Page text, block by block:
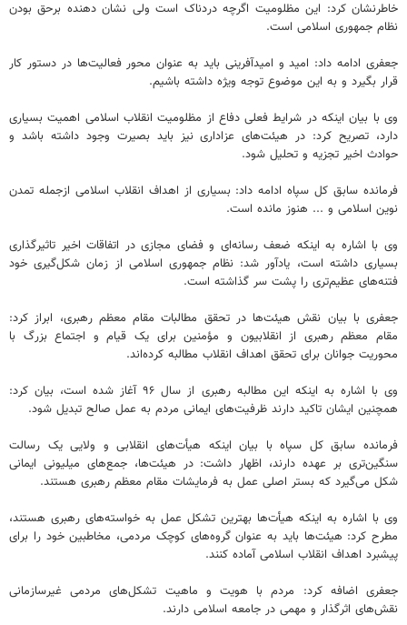
خاطرنشان کرد: این مظلومیت اگرچه دردناک است ولی نشان‌ دهنده برحق بودن
نظام جمهوری اسلامی است.
جعفری ادامه داد: امید و امیدآفرینی باید به عنوان محور فعالیت‌ها در دستور کار
قرار بگیرد و به این موضوع توجه ویژه داشته باشیم.
وی با بیان اینکه در شرایط فعلی دفاع از مظلومیت انقلاب اسلامی اهمیت بسیاری
دارد، تصریح کرد: در هیئت‌های عزاداری نیز باید بصیرت وجود داشته باشد و
حوادث اخیر تجزیه و تحلیل شود.
فرمانده سابق کل سپاه ادامه داد: بسیاری از اهداف انقلاب اسلامی ازجمله تمدن
نوین اسلامی و ... هنوز مانده است.
وی با اشاره به اینکه ضعف رسانه‌ای و فضای مجازی در اتفاقات اخیر تاثیرگذاری
بسیاری داشته است، یادآور شد: نظام جمهوری اسلامی از زمان شکل‌گیری خود
فتنه‌های عظیم‌تری را پشت سر گذاشته است.
جعفری با بیان نقش هیئت‌ها در تحقق مطالبات مقام معظم رهبری، ابراز کرد:
مقام معظم رهبری از انقلابیون و مؤمنین برای یک قیام و اجتماع بزرگ با
محوریت جوانان برای تحقق اهداف انقلاب مطالبه کرده‌اند.
وی با اشاره به اینکه این مطالبه رهبری از سال ۹۶ آغاز شده است، بیان کرد:
همچنین ایشان تاکید دارند ظرفیت‌های ایمانی مردم به عمل صالح تبدیل شود.
فرمانده سابق کل سپاه با بیان اینکه هیأت‌های انقلابی و ولایی یک رسالت
سنگین‌تری بر عهده دارند، اظهار داشت: در هیئت‌ها، جمع‌های میلیونی ایمانی
شکل می‌گیرد که بستر اصلی عمل به فرمایشات مقام معظم رهبری هستند.
وی با اشاره به اینکه هیأت‌ها بهترین تشکل عمل به خواسته‌های رهبری هستند،
مطرح کرد: هیئت‌ها باید به عنوان گروه‌های کوچک مردمی، مخاطبین خود را برای
پیشبرد اهداف انقلاب اسلامی آماده کنند.
جعفری اضافه کرد: مردم با هویت و ماهیت تشکل‌های مردمی غیرسازمانی
نقش‌های اثرگذار و مهمی در جامعه اسلامی دارند.